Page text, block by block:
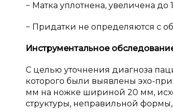
− Матка уплотнена, увеличена
− Придатки не определяются с
Инструментальное
С целью уточнения диагноза
которого были выявлены эхо-
мм на ножке шириной 20 мм,
структуры, неправильной